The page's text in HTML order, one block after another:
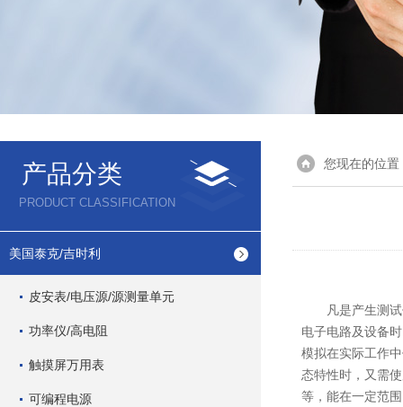
产品分类
PRODUCT CLASSIFICATION
美国泰克/吉时利
皮安表/电压源/源测量单元
功率仪/高电阻
触摸屏万用表
可编程电源
您现在的位置
凡是产生测试
电子电路及设备
模拟在实际工作
态特性时，又需
等，能在一定范